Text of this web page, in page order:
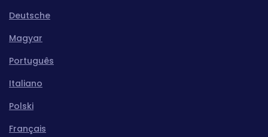
Deutsche
Magyar
Português
Italiano
Polski
Français